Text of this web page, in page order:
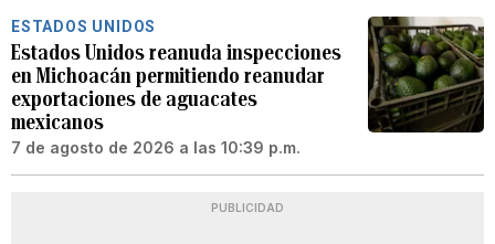
ESTADOS UNIDOS
Estados Unidos reanuda inspecciones
en Michoacán permitiendo reanudar
exportaciones de aguacates
mexicanos
7 de agosto de 2026 a las 10:39 p.m.
PUBLICIDAD